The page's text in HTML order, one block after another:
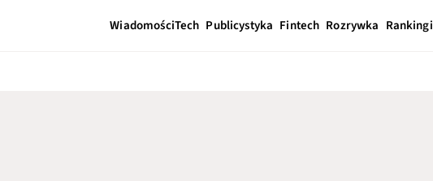
WiadomościTech Publicystyka Fintech Rozrywka Rankingi